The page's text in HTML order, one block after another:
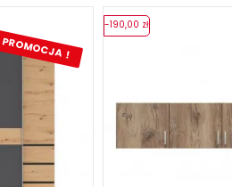
PROMOCJA !
-190,00 zł